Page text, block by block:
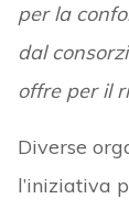
per la
dal
offre per il
Diverse
l’iniziativa